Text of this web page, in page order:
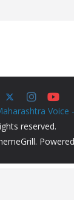
Voice –
reserved.